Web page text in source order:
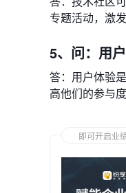
专题活动，激
5、问：用
答：用户体验
高他们的参与
即可开启业